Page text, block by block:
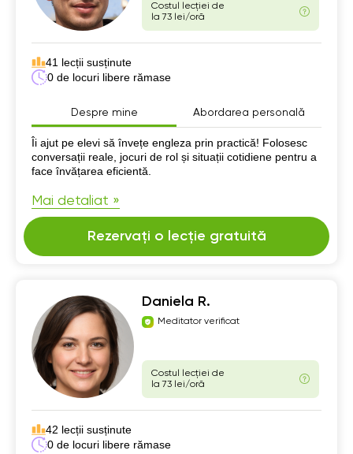
Costul lecției de
la 73 lei/oră
41 lecții susținute
0 de locuri libere rămase
Despre mine Abordarea personală
Despre mine
Îi ajut pe elevi să învețe engleza prin practică! Folosesc
conversații reale, jocuri de rol și situații cotidiene pentru a
face învățarea eficientă.
Mai detaliat »
Rezervați o lecție gratuită
Daniela R.
Meditator verificat
Costul lecției de
la 73 lei/oră
42 lecții susținute
0 de locuri libere rămase